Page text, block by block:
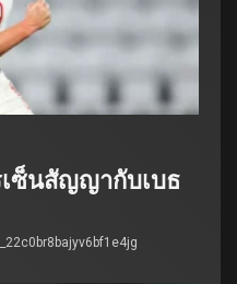
ซ็นสัญญากับเบธ